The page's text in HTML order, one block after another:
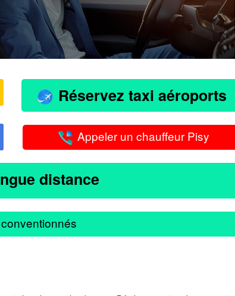
Réservez taxi aéroports
Appeler un chauffeur Pisy
distance